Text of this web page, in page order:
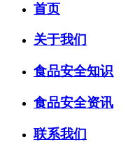
首页
关于我们
食品安全知识
食品安全资讯
联系我们